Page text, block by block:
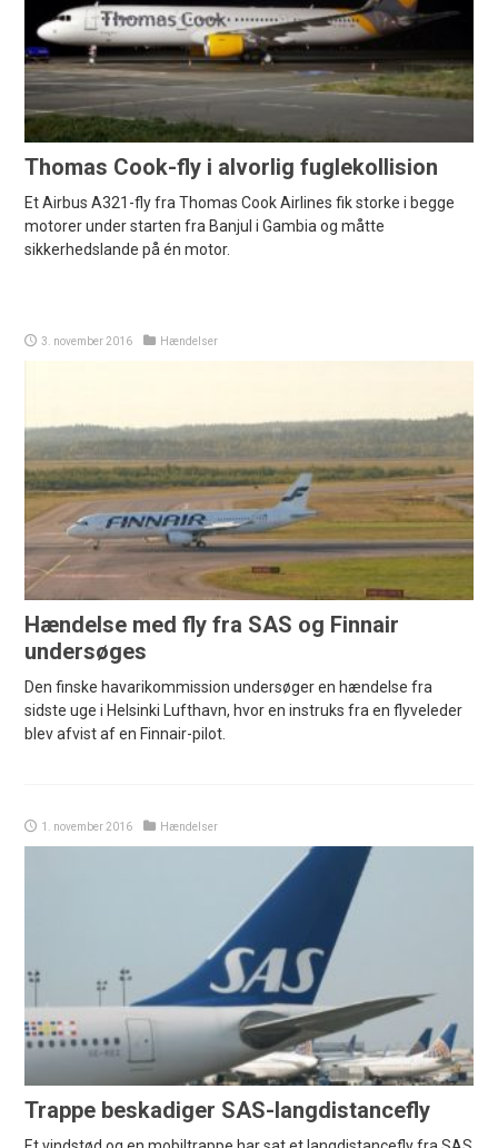
Thomas Cook-fly i alvorlig fuglekollision
Et Airbus A321-fly fra Thomas Cook Airlines fik storke i begge
motorer under starten fra Banjul i Gambia og måtte
sikkerhedslande på én motor.
3. november 2016 Hændelser
Hændelse med fly fra SAS og Finnair
undersøges
Den finske havarikommission undersøger en hændelse fra
sidste uge i Helsinki Lufthavn, hvor en instruks fra en flyveleder
blev afvist af en Finnair-pilot.
1. november 2016 Hændelser
Trappe beskadiger SAS-langdistancefly